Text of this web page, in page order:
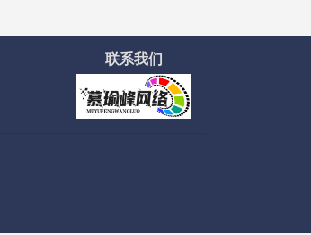
联系我们